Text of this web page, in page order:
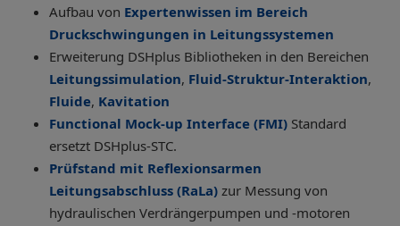
Aufbau von Expertenwissen im Bereich
Druckschwingungen in Leitungssystemen
Erweiterung DSHplus Bibliotheken in den Bereichen
Leitungssimulation, Fluid-Struktur-Interaktion,
Fluide, Kavitation
Functional Mock-up Interface (FMI) Standard
ersetzt DSHplus-STC.
Prüfstand mit Reflexionsarmen
Leitungsabschluss (RaLa) zur Messung von
hydraulischen Verdrängerpumpen und -motoren